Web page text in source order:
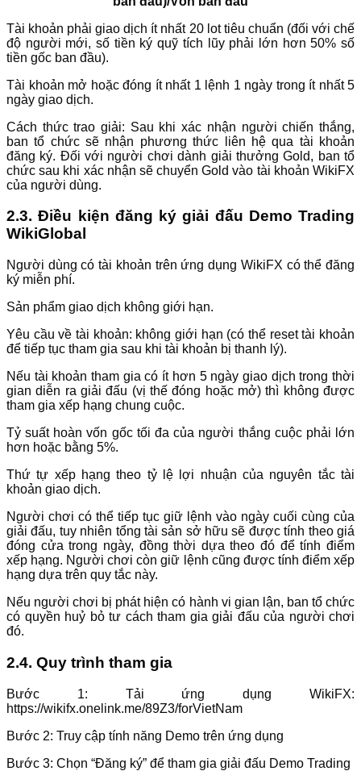
Tài khoản phải giao dịch ít nhất 20 lot tiêu chuẩn (đối với chế
độ người mới, số tiền ký quỹ tích lũy phải lớn hơn 50% số
tiền gốc ban đầu).
Tài khoản mở hoặc đóng ít nhất 1 lệnh 1 ngày trong ít nhất 5
ngày giao dịch.
Cách thức trao giải: Sau khi xác nhận người chiến thắng,
ban tổ chức sẽ nhận phương thức liên hệ qua tài khoản
đăng ký. Đối với người chơi dành giải thưởng Gold, ban tổ
chức sau khi xác nhận sẽ chuyển Gold vào tài khoản WikiFX
của người dùng.
2.3. Điều kiện đăng ký giải đấu Demo Trading
WikiGlobal
Người dùng có tài khoản trên ứng dụng WikiFX có thể đăng
ký miễn phí.
Sản phẩm giao dịch không giới hạn.
Yêu cầu về tài khoản: không giới hạn (có thể reset tài khoản
để tiếp tục tham gia sau khi tài khoản bị thanh lý).
Nếu tài khoản tham gia có ít hơn 5 ngày giao dịch trong thời
gian diễn ra giải đấu (vị thế đóng hoặc mở) thì không được
tham gia xếp hạng chung cuộc.
Tỷ suất hoàn vốn gốc tối đa của người thắng cuộc phải lớn
hơn hoặc bằng 5%.
Thứ tự xếp hạng theo tỷ lệ lợi nhuận của nguyên tắc tài
khoản giao dịch.
Người chơi có thể tiếp tục giữ lệnh vào ngày cuối cùng của
giải đấu, tuy nhiên tổng tài sản sở hữu sẽ được tính theo giá
đóng cửa trong ngày, đồng thời dựa theo đó để tính điểm
xếp hạng. Người chơi còn giữ lệnh cũng được tính điểm xếp
hạng dựa trên quy tắc này.
Nếu người chơi bị phát hiện có hành vi gian lận, ban tổ chức
có quyền huỷ bỏ tư cách tham gia giải đấu của người chơi
đó.
2.4. Quy trình tham gia
Bước 1: Tải ứng dụng WikiFX:
https://wikifx.onelink.me/89Z3/forVietNam
Bước 2: Truy cập tính năng Demo trên ứng dụng
Bước 3: Chọn “Đăng ký” để tham gia giải đấu Demo Trading